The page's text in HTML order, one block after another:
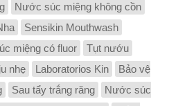
Nước súc miệng không cồn
Sensikin Mouthwash
miệng có fluor
Tụt nướu
nhẹ Laboratorios Kin
Bảo vệ
Sau tẩy trắng răng
Nước súc